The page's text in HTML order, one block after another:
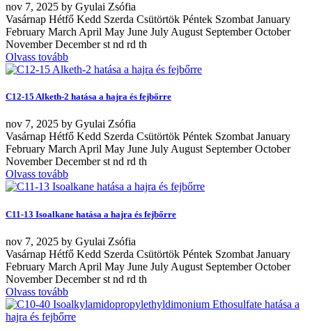
nov 7, 2025 by Gyulai Zsófia
Vasárnap Hétfő Kedd Szerda Csütörtök Péntek Szombat January
February March April May June July August September October
November December st nd rd th
Olvass tovább
C12-15 Alketh-2 hatása a hajra és fejbőrre
nov 7, 2025 by Gyulai Zsófia
Vasárnap Hétfő Kedd Szerda Csütörtök Péntek Szombat January
February March April May June July August September October
November December st nd rd th
Olvass tovább
C11-13 Isoalkane hatása a hajra és fejbőrre
nov 7, 2025 by Gyulai Zsófia
Vasárnap Hétfő Kedd Szerda Csütörtök Péntek Szombat January
February March April May June July August September October
November December st nd rd th
Olvass tovább